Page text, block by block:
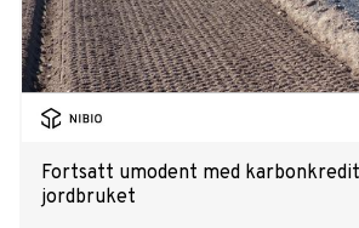
Fortsatt umodent med
jordbruket